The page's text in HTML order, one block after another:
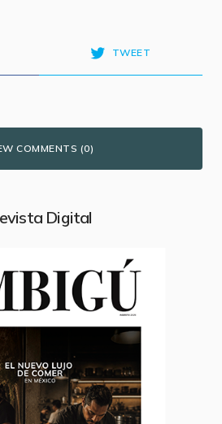
TWEET
COMMENTS (0)
Digital